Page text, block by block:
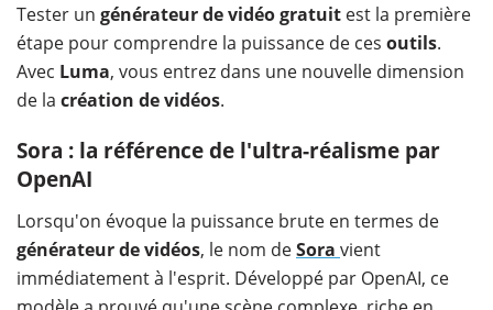
Tester un générateur de vidéo gratuit est la première
étape pour comprendre la puissance de ces outils.
Avec Luma, vous entrez dans une nouvelle dimension
de la création de vidéos.
Sora : la référence de l'ultra-réalisme par
OpenAI
Lorsqu'on évoque la puissance brute en termes de
générateur de vidéos, le nom deSora vient
immédiatement à l'esprit. Développé par OpenAI, ce